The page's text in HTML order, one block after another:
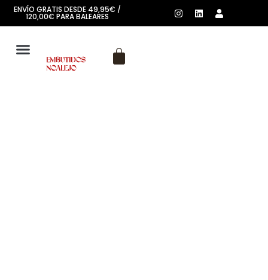
ENVÍO GRATIS DESDE 49,95€ /
120,00€ PARA BALEARES